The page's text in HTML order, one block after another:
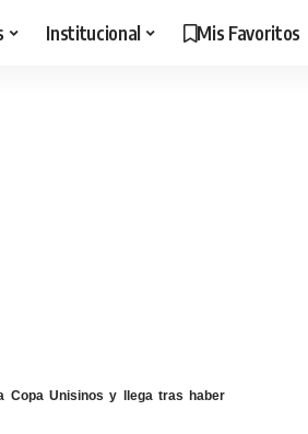
Institucional Mis Favoritos
Copa Unisinos y llega tras haber